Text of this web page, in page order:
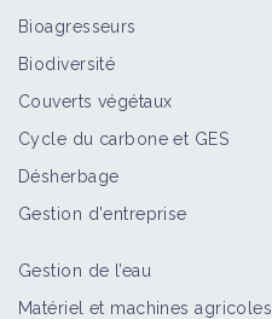
Bioagresseurs
Biodiversité
Couverts végétaux
Cycle du carbone et GES
Désherbage
Gestion d'entreprise
Gestion de l’eau
Matériel et machines agricoles